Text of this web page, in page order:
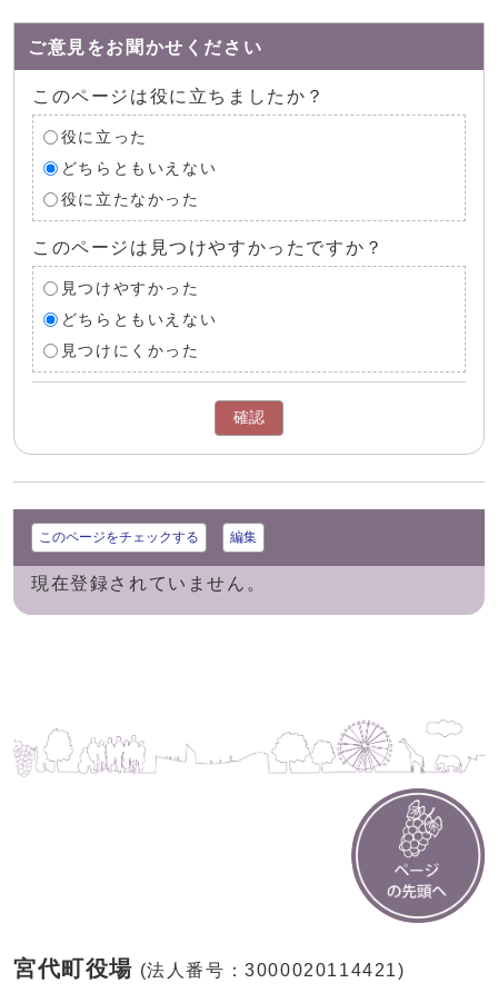
ご意見をお聞かせください
このページは役に立ちましたか？
役に立った
どちらともいえない
役に立たなかった
このページは見つけやすかったですか？
見つけやすかった
どちらともいえない
見つけにくかった
確認
このページをチェックする 編集
現在登録されていません。
宮代町役場 (法人番号：3000020114421)